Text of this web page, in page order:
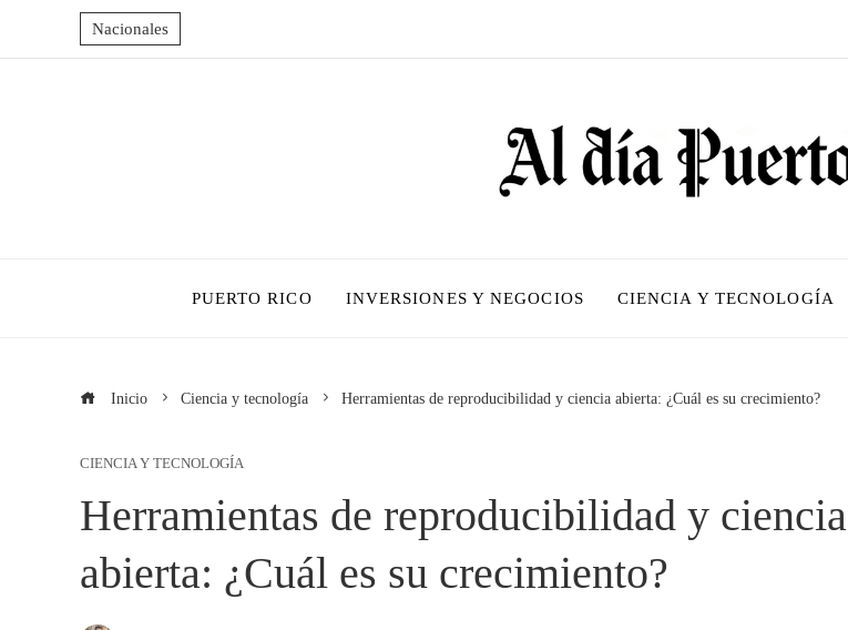
Nacionales
PUERTO RICO INVERSIONES Y NEGOCIOS CIENCIA Y TECNOLOGÍA
Inicio Ciencia y tecnología Herramientas de reproducibilidad y ciencia abierta: ¿Cuál es su crecimiento?
CIENCIA Y TECNOLOGÍA
Herramientas de reproducibilidad y ciencia
abierta: ¿Cuál es su crecimiento?